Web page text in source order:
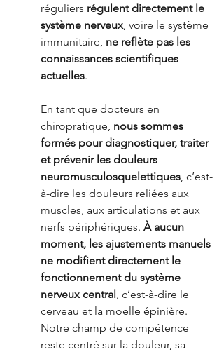
réguliers régulent directement le
système nerveux , voire le système
immunitaire, ne reflète pas les
connaissances scientifiques
actuelles.
En tant que docteurs en
chiropratique, nous sommes
formés pour diagnostiquer, traiter
et prévenir les douleurs
neuromusculosquelettiques , c’est-
à-dire les douleurs reliées aux
muscles, aux articulations et aux
nerfs périphériques. À aucun
moment, les ajustements manuels
ne modifient directement le
fonctionnement du système
nerveux central , c’est-à-dire le
cerveau et la moelle épinière.
Notre champ de compétence
reste centré sur la douleur, sa